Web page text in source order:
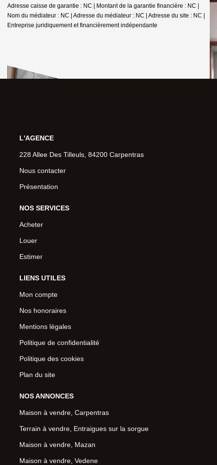
Adresse caisse de garantie : NC | Montant de la garantie financière : NC |
Nom du médiateur : NC | Adresse du médiateur : NC | Adresse du site : NC |
Entreprise juridiquement et financièrement indépendante
L'AGENCE
228 Allee Des Tilleuls, 84200 Carpentras
Nous contacter
Présentation
NOS SERVICES
Acheter
Louer
Estimer
LIENS UTILES
Mon compte
Nos honoraires
Mentions légales
Politique de confidentialité
Politique des cookies
Plan du site
NOS ANNONCES
Maison à vendre, Carpentras
Terrain à vendre, Entraigues sur la sorgue
Maison à vendre, Mazan
Maison à vendre, Vedene